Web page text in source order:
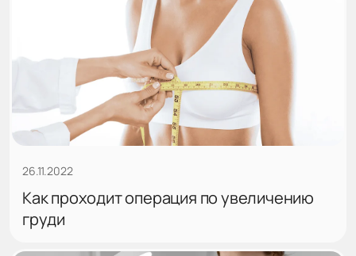
26.11.2022
Как проходит операция по увеличению
груди